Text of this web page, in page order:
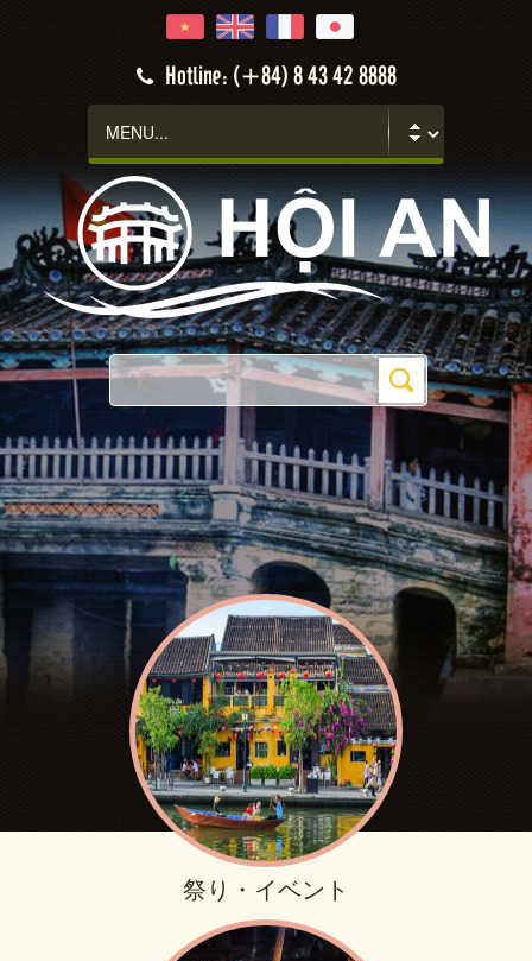
Hotline: (+84) 8 43 42 8888
祭り・イベント